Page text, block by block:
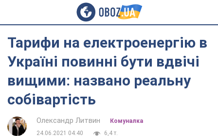
Тарифи на електроенергію в
Україні повинні бути вдвічі
вищими: названо реальну
собівартість
Олександр Литвин
Комуналка
24.06.2021 04:40
6,4 т.